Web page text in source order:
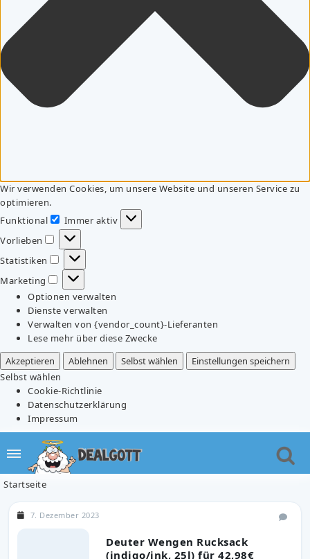
Wir verwenden Cookies, um unsere Website und unseren Service zu
optimieren.
Funktional
Funktional
Immer aktiv
Vorlieben
Vorlieben
Statistiken
Statistiken
Marketing
Marketing
Optionen verwalten
Dienste verwalten
Verwalten von {vendor_count}-Lieferanten
Lese mehr über diese Zwecke
Akzeptieren
Ablehnen Selbst wählen
Einstellungen speichern
Selbst wählen
Cookie-Richtlinie
Datenschutzerklärung
Impressum
Startseite
Deuter Wengen Rucksack
(indigo/ink, 25l) für 42,98€
7. Dezember 2023